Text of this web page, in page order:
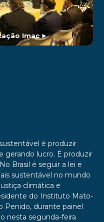
Imac►
é produzir
gerando lucro. É produzir
Brasil é seguir a lei e
sustentável no mundo
climática e
do Instituto Mato-
Penido, durante painel
nesta segunda-feira